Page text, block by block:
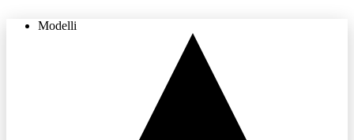
Modelli